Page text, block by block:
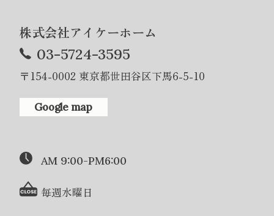
株式会社アイケーホーム
03-5724-3595
〒154-0002 東京都世田谷区下馬6-5-10
Google map
AM 9:00-PM6:00
毎週水曜日